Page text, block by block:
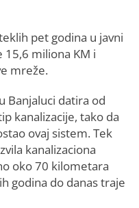
pet godina u javni
15,6 miliona KM i
mreže.
Banjaluci datira od
kanalizacije, tako da
ovaj sistem. Tek
kanalizaciona
oko 70 kilometara
godina do danas traje